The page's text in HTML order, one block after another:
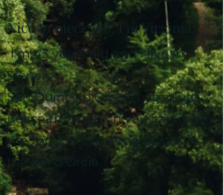
Nice to meet you, I'm Virginia,
I'm 43 years old and I live in
Siena.
San Quirico d'Orcia is absolute
peace from which you can reach
the most enchanting places in
the Val d'Orcia.